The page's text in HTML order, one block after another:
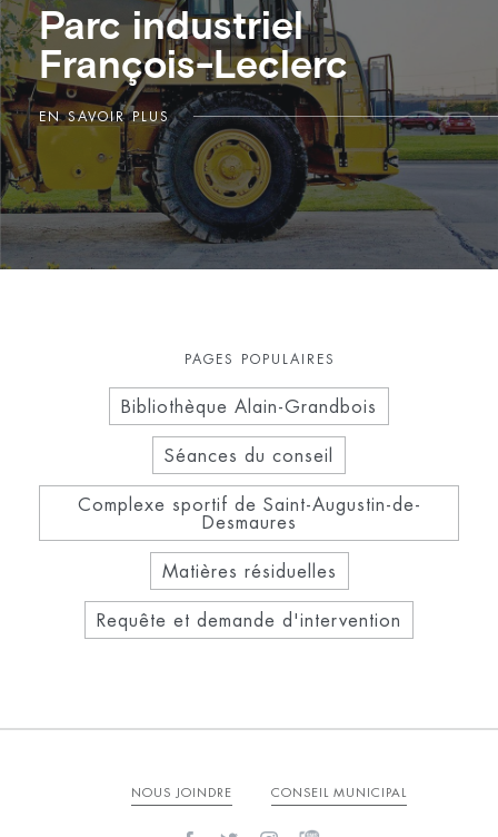
Parc industriel
François-Leclerc
EN SAVOIR PLUS
PAGES POPULAIRES
Bibliothèque Alain-Grandbois
Séances du conseil
Complexe sportif de Saint-Augustin-de-
Desmaures
Matières résiduelles
Requête et demande d'intervention
NOUS JOINDRE CONSEIL MUNICIPAL